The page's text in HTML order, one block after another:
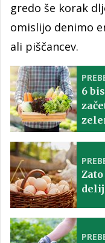
gredo še korak
omislijo denimo
ali piščancev.
6